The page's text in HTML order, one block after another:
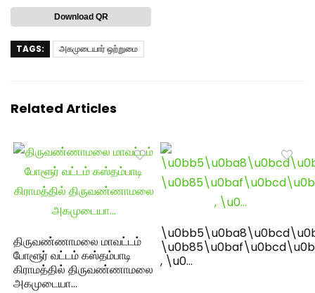
Download QR
TAGS: அகமுடையார் ஒற்றுமை
Related Articles
திருவண்ணாமலை மாவட்டம்
போளூர் வட்டம் கஸ்தம்பாடி
கிராமத்தில் திருவண்ணாமலை
அகமுடையா…
, \u0…